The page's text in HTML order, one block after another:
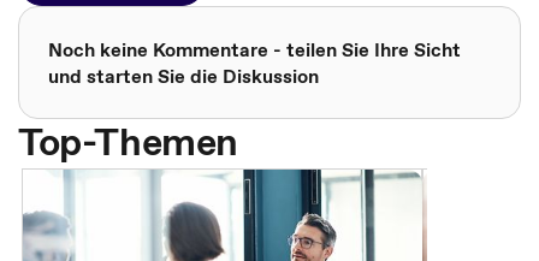
Noch keine Kommentare - teilen Sie Ihre Sicht
und starten Sie die Diskussion
Top-Themen